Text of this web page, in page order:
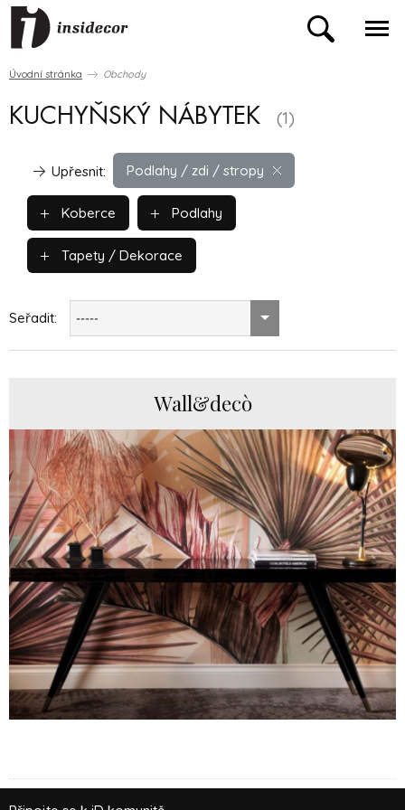
Úvodní stránka Obchody
KUCHYŇSKÝ NÁBYTEK (1)
Podlahy / zdi / stropy
Upřesnit:
Koberce Podlahy
Tapety / Dekorace
Seřadit: -----
Wall&decò